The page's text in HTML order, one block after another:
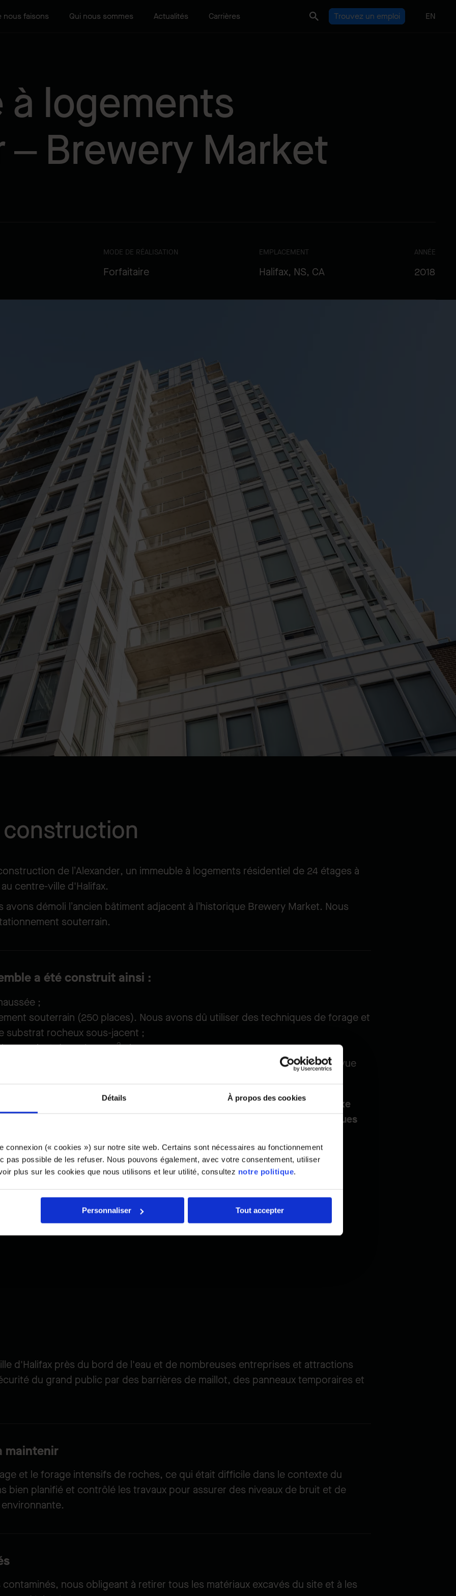
Détails À propos des cookies
connexion (« cookies ») sur notre site web. Certains sont nécessaires au fonctionnement
pas possible de les refuser. Nous pouvons également, avec votre consentement, utiliser
plus sur les cookies que nous utilisons et leur utilité, consultez notre politique.
Personnaliser Tout accepter
nous faisons Qui nous sommes Actualités Carrières Trouvez un emploi EN
à logements
– Brewery Market
MODE DE RÉALISATION
Forfaitaire
EMPLACEMENT
Halifax, NS, CA
ANNÉE
2018
de l’Alexander, un immeuble à logements résidentiel de 24 étages à
centre-ville d'Halifax.
démoli l’ancien bâtiment adjacent à l’historique Brewery Market. Nous
souterrain.
a été construit ainsi :
;
souterrain (250 places). Nous avons dû utiliser des techniques de forage et
substrat rocheux sous-jacent ;
variant de 42 à 133 m2chacune ;
chaque unité avec de grandes fenêtres et vitrages, la plupart offrant une vue
un succès, car nous avons été en mesure delivrer un projet complexe
l’utilisation des dernières techniques
planification
d'Halifax près du bord de l'eau et de nombreuses entreprises et attractions
du grand public par des barrières de maillot, des panneaux temporaires et
maintenir
et le forage intensifs de roches, ce qui était difficile dans le contexte du
bien planifié et contrôlé les travaux pour assurer des niveaux de bruit et de
nous obligeant à retirer tous les matériaux excavés du site et à les